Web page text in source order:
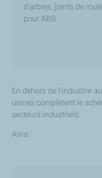
d’arbres, joints de
pour ABS.
En dehors de l’industrie
usines complètent le
secteurs industriels.
Ainsi :